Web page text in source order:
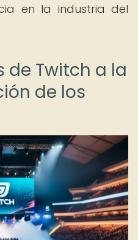
en la industria del
de Twitch a la
de los